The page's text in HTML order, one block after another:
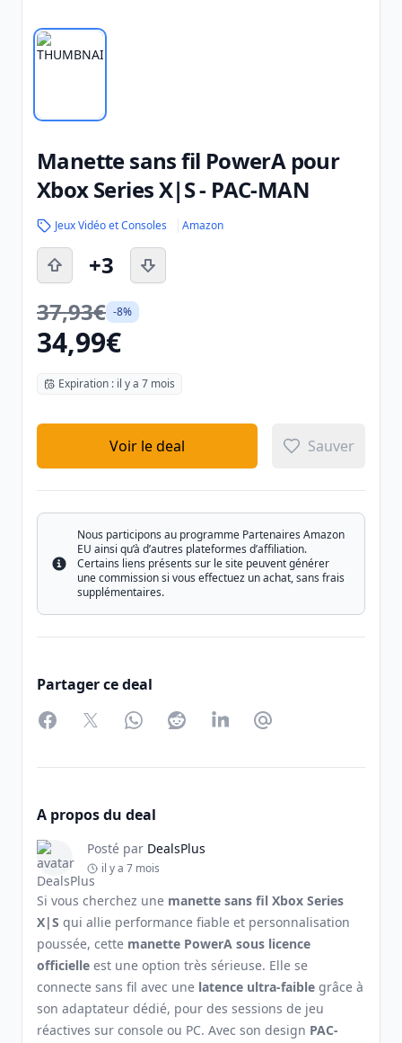
Manette sans fil PowerA pour
Xbox Series X|S - PAC-MAN
Jeux Vidéo et Consoles Amazon
+3
37,93€ -8%
34,99€
Expiration : il y a 7 mois
Voir le deal Sauver
Info
Nous participons au programme Partenaires Amazon
EU ainsi qu’à d’autres plateformes d’affiliation.
Certains liens présents sur le site peuvent générer
une commission si vous effectuez un achat, sans frais
supplémentaires.
Partager ce deal
FacebookTwitterWhatsAppRedditLinkedInPartager par Email
A propos du deal
Posté par DealsPlus
il y a 7 mois
Si vous cherchez une manette sans fil Xbox Series
X|S qui allie performance fiable et personnalisation
poussée, cette manette PowerA sous licence
officielle est une option très sérieuse. Elle se
connecte sans fil avec une latence ultra-faible grâce à
son adaptateur dédié, pour des sessions de jeu
réactives sur console ou PC. Avec son design PAC-